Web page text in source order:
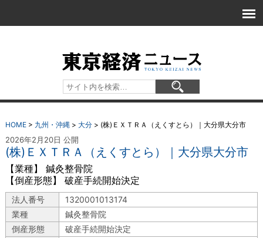
HOME> 九州・沖縄> 大分> (株)ＥＸＴＲＡ（えくすとら）｜大分県大分市
2026年2月20日 公開
(株)ＥＸＴＲＡ（えくすとら）｜大分県大分市
【業種】 鍼灸整骨院
【倒産形態】 破産手続開始決定
法人番号
1320001013174
業種
鍼灸整骨院
倒産形態
破産手続開始決定